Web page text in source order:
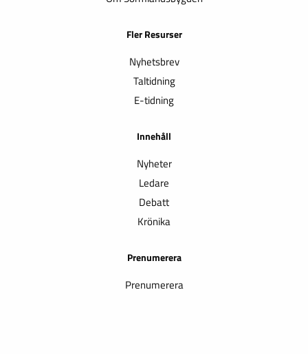
Fler Resurser
Nyhetsbrev
Taltidning
E-tidning
Innehåll
Nyheter
Ledare
Debatt
Krönika
Prenumerera
Prenumerera